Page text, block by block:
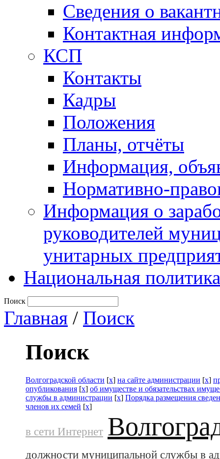
Сведения о
Контактная
КСП
Контакты
Кадры
Положения
Планы, отчёты
Информация,
Нормативно-
Информация о
руководителей
унитарных
Национальная политика
Поиск
Главная / Поиск
Поиск
Волгоградской области [x] на сайте администрации [x]
опубликования [x] об имуществе и обязательствах
службы в администрации [x] Порядка размещения
членов их семей [x]
в сети Интернет
должности муниципальной службы в